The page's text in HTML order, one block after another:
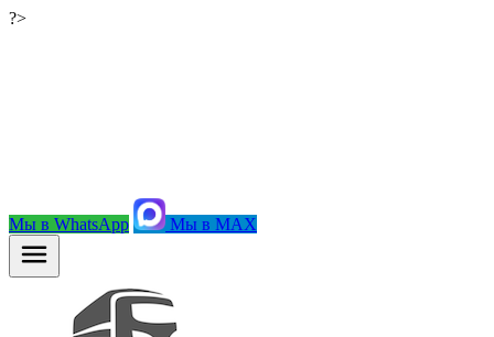
?>
Мы в WhatsApp Мы в MAX